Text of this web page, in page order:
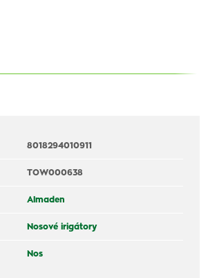
8018294010911
TOW000638
Almaden
Nosové irigátory
Nos